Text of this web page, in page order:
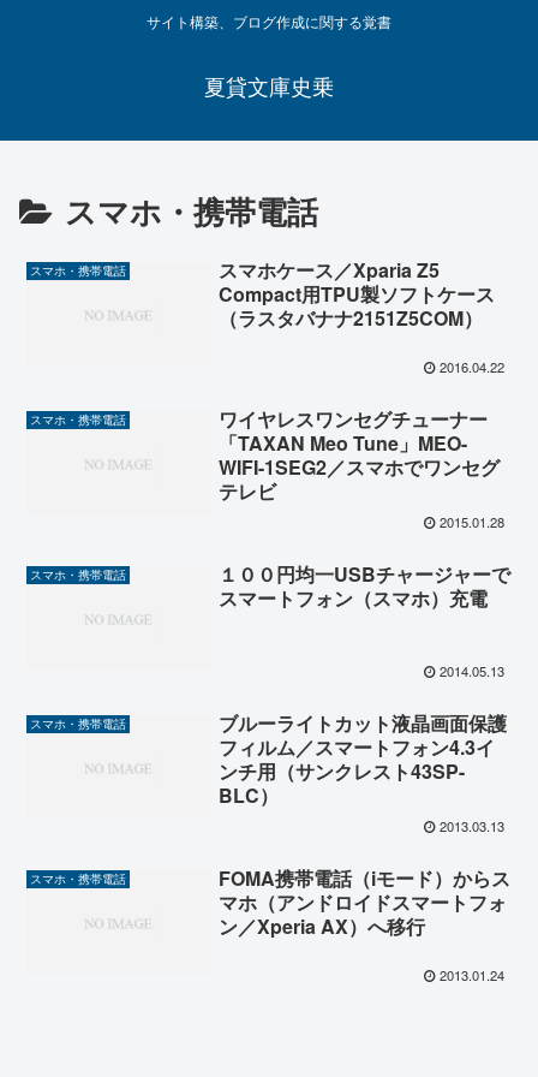
サイト構築、ブログ作成に関する覚書
夏貸文庫史乗
スマホ・携帯電話
スマホ・携帯電話
スマホケース／Xparia Z5
Compact用TPU製ソフトケース
（ラスタバナナ2151Z5COM）
2016.04.22
スマホ・携帯電話
ワイヤレスワンセグチューナー
「TAXAN Meo Tune」MEO-
WIFI-1SEG2／スマホでワンセグ
テレビ
2015.01.28
スマホ・携帯電話
１００円均一USBチャージャーで
スマートフォン（スマホ）充電
2014.05.13
スマホ・携帯電話
ブルーライトカット液晶画面保護
フィルム／スマートフォン4.3イ
ンチ用（サンクレスト43SP-
BLC）
2013.03.13
スマホ・携帯電話
FOMA携帯電話（iモード）からス
マホ（アンドロイドスマートフォ
ン／Xperia AX）へ移行
2013.01.24